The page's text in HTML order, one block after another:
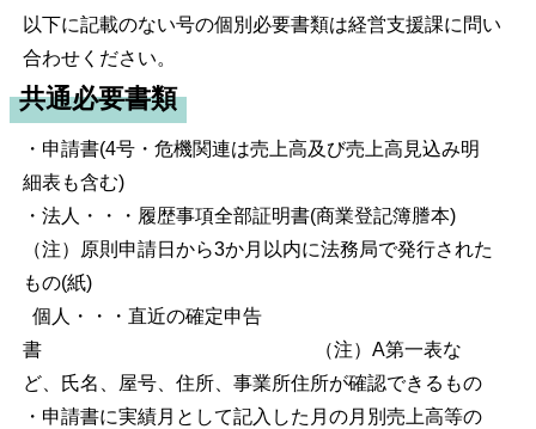
以下に記載のない号の個別必要書類は経営支援課に問い
合わせください。
共通必要書類
・申請書(4号・危機関連は売上高及び売上高見込み明
細表も含む)
・法人・・・履歴事項全部証明書(商業登記簿謄本)
（注）原則申請日から3か月以内に法務局で発行された
もの(紙)
個人・・・直近の確定申告
書 （注）A第一表な
ど、氏名、屋号、住所、事業所住所が確認できるもの
・申請書に実績月として記入した月の月別売上高等の